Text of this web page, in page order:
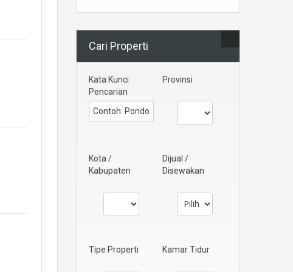
Cari Properti
Kata Kunci
Pencarian
Provinsi
Kota /
Kabupaten
Dijual /
Disewakan
Tipe Properti Kamar Tidur